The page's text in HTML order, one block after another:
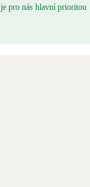
pro nás hlavní prioritou